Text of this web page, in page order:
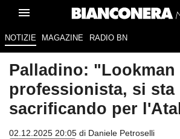
NOTIZIE MAGAZINE RADIO BN
Palladino: "Lookman
professionista, si sta
sacrificando per
02.12.2025 20:05 di Daniele Petroselli